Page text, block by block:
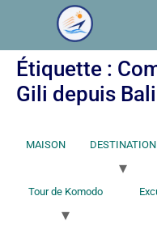
Étiquette :
Gili depuis
MAISON DESTINATION
Tour de Komodo